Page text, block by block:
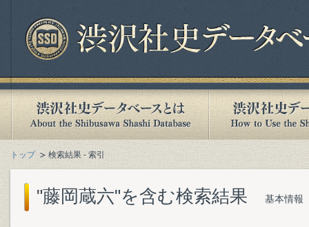
トップ 検索結果 - 索引
"藤岡蔵六"を含む検索結果 基本情報